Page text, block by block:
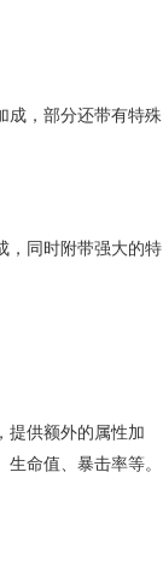
，部分还带有特殊
同时附带强大的特
供额外的属性加
命值、暴击率等。